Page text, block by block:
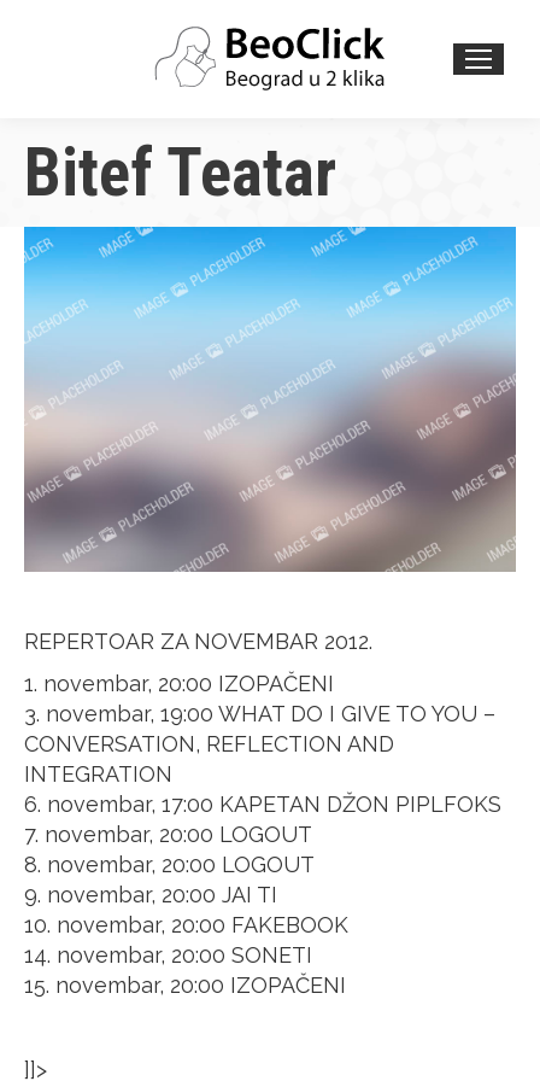
Bitef Teatar
REPERTOAR ZA NOVEMBAR 2012.
1. novembar, 20:00 IZOPAČENI
3. novembar, 19:00 WHAT DO I GIVE TO YOU –
CONVERSATION, REFLECTION AND
INTEGRATION
6. novembar, 17:00 KAPETAN DŽON PIPLFOKS
7. novembar, 20:00 LOGOUT
8. novembar, 20:00 LOGOUT
9. novembar, 20:00 JAI TI
10. novembar, 20:00 FAKEBOOK
14. novembar, 20:00 SONETI
15. novembar, 20:00 IZOPAČENI
]]>